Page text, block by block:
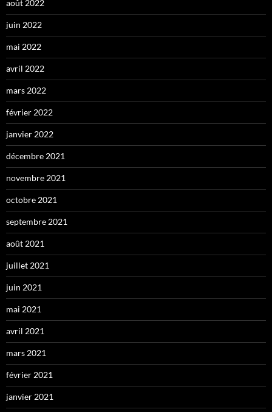
août 2022
juin 2022
mai 2022
avril 2022
mars 2022
février 2022
janvier 2022
décembre 2021
novembre 2021
octobre 2021
septembre 2021
août 2021
juillet 2021
juin 2021
mai 2021
avril 2021
mars 2021
février 2021
janvier 2021